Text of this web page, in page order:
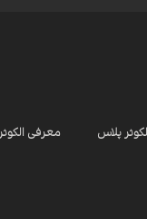
الکوثر پلاس معرفی الکوثر